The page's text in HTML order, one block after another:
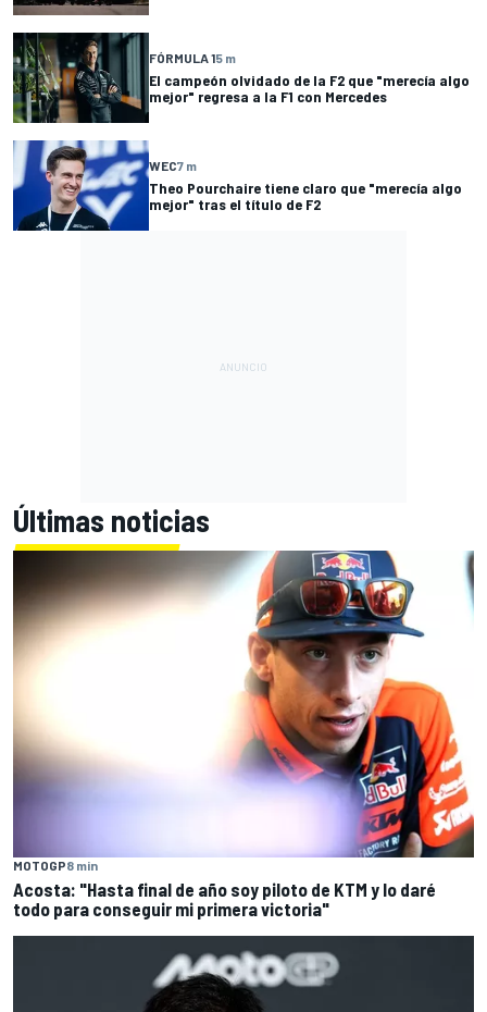
FÓRMULA 15 m
El campeón olvidado de la F2 que "merecía algo
mejor" regresa a la F1 con Mercedes
WEC7 m
Theo Pourchaire tiene claro que "merecía algo
mejor" tras el título de F2
Últimas noticias
MOTOGP8 min
Acosta: "Hasta final de año soy piloto de KTM y lo daré
todo para conseguir mi primera victoria"